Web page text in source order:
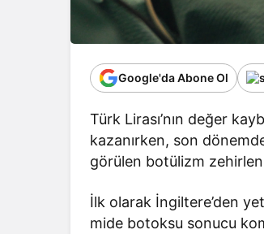
Google'da Abone Ol
Türk Lirası’nın değer
kazanırken, son
görülen botülizm
İlk olarak İngiltere’den
mide botoksu sonucu